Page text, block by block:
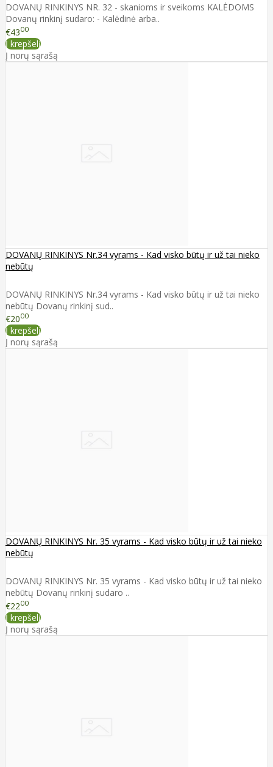
DOVANŲ RINKINYS NR. 32 - skanioms ir sveikoms KALĖDOMS
Dovanų rinkinį sudaro: - Kalėdinė arba..
€4300
Į krepšelį
Į norų sąrašą
DOVANŲ RINKINYS Nr.34 vyrams - Kad visko būtų ir už tai nieko
nebūtų
DOVANŲ RINKINYS Nr.34 vyrams - Kad visko būtų ir už tai nieko
nebūtų Dovanų rinkinį sud..
€2000
Į krepšelį
Į norų sąrašą
DOVANŲ RINKINYS Nr. 35 vyrams - Kad visko būtų ir už tai nieko
nebūtų
DOVANŲ RINKINYS Nr. 35 vyrams - Kad visko būtų ir už tai nieko
nebūtų Dovanų rinkinį sudaro ..
€2200
Į krepšelį
Į norų sąrašą